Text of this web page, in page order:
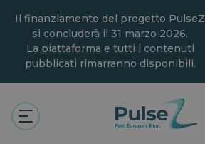
contenuto
principale
Il finanziamento del progetto PulseZ
si concluderà il 31 marzo 2026.
La piattaforma e tutti i contenuti
pubblicati rimarranno disponibili.